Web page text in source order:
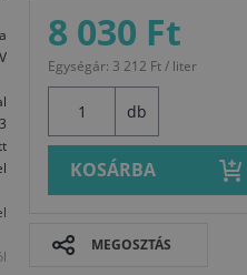
8 030 Ft
Egységár: 3 212 Ft / liter
db
KOSÁRBA
MEGOSZTÁS